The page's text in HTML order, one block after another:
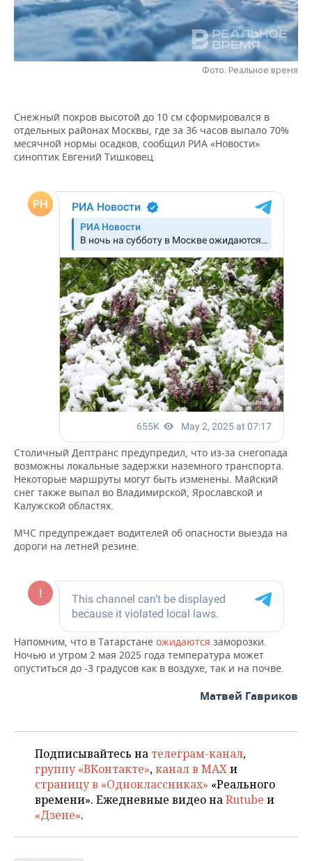
НЕФТЕХИМИЯ
РОЗНИЧНАЯ ТОРГОВЛЯ
ТРАНСПОРТ
НОВОСТИ ТЕХНОЛОГИЙ
IT
ТЕЛЕКОММУНИКАЦИИ
МЕРОПРИЯТИЯ
НОВОСТИ МЕРОПРИЯТИЙ
БИЗНЕС-БРАНЧИ
ONLINE-КОНФЕРЕНЦИИ
СПОРТ
ФУТБОЛ
ХОККЕЙ
ВОЛЕЙБОЛ
КИБЕРСПОРТ
ФИГУРНОЕ КАТАНИЕ
ВОДНЫЕ ВИДЫ СПОРТА
ХОККЕЙ С МЯЧОМ
НОВОСТИ ОБЩЕСТВА
ВЛАСТЬ
ИСТОРИЯ
МЕДИЦИНА
ОБРАЗОВАНИЕ
ПРОИСШЕСТВИЯ
ФОТОГАЛЕРЕЯ
СЮЖЕТЫ
СПИСОК ПЕРСОН
СПИСОК КОМПАНИЙ
ПОЛНАЯ ВЕРСИЯ
Фото: Реальное время
Снежный покров высотой до 10 см сформировался в
отдельных районах Москвы, где за 36 часов выпало 70%
месячной нормы осадков, сообщил РИА «Новости»
синоптик Евгений Тишковец.
Столичный Дептранс предупредил, что из-за снегопада
возможны локальные задержки наземного транспорта.
Некоторые маршруты могут быть изменены. Майский
снег также выпал во Владимирской, Ярославской и
Калужской областях.
МЧС предупреждает водителей об опасности выезда на
дороги на летней резине.
Напомним, что в Татарстане ожидаются заморозки.
Ночью и утром 2 мая 2025 года температура может
опуститься до -3 градусов как в воздухе, так и на почве.
Матвей Гавриков
Подписывайтесь на телеграм-канал,
группу «ВКонтакте»,канал в MAXи
страницу в «Одноклассниках» «Реального
времени». Ежедневные видео наRutube и
«Дзене».